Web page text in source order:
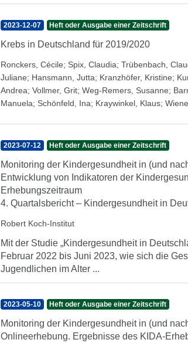
2023-12-07 Heft oder Ausgabe einer Zeitschrift
Krebs in Deutschland für 2019/2020
Ronckers, Cécile; Spix, Claudia; Trübenbach,
Juliane; Hansmann, Jutta; Kranzhöfer, Kristine;
Andrea; Vollmer, Grit; Weg-Remers, Susanne;
Manuela; Schönfeld, Ina; Kraywinkel, Klaus;
2023-07-12 Heft oder Ausgabe einer Zeitschrift
Monitoring der Kindergesundheit in (und
Entwicklung von Indikatoren der
Erhebungszeitraum
4. Quartalsbericht – Kindergesundheit in
Robert Koch-Institut
Mit der Studie „Kindergesundheit in
Februar 2022 bis Juni 2023, wie sich die
Jugendlichen im Alter ...
2023-05-10 Heft oder Ausgabe einer Zeitschrift
Monitoring der Kindergesundheit in (und
Onlineerhebung. Ergebnisse des KIDA-